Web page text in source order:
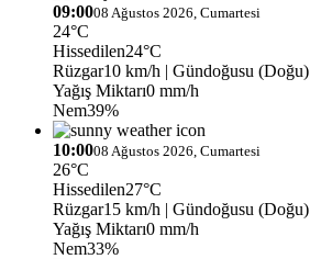
09:0008 Ağustos 2026, Cumartesi
24°C
Hissedilen24°C
Rüzgar10 km/h | Gündoğusu (Doğu)
Yağış Miktarı0 mm/h
Nem39%
10:0008 Ağustos 2026, Cumartesi
26°C
Hissedilen27°C
Rüzgar15 km/h | Gündoğusu (Doğu)
Yağış Miktarı0 mm/h
Nem33%